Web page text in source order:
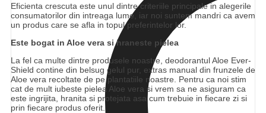
Eficienta crescuta este unul dintre criteriile principale in alegerile
consumatorilor din intreaga lume, iar noi suntem mandri ca avem
un produs care se afla in topul preferintelor lor.
Este bogat in Aloe vera si hraneste pielea
La fel ca multe dintre produsele noastre, deodorantul Aloe Ever-
Shield contine din belsug gelul pur, extras manual din frunzele de
Aloe vera recoltate de pe plantatiile noastre. Pentru ca noi stim
cat de mult iubeste pielea Aloe vera si vrem sa ne asiguram ca
este ingrijita, hranita si protejata asa cum trebuie in fiecare zi si
prin fiecare produs oferit.